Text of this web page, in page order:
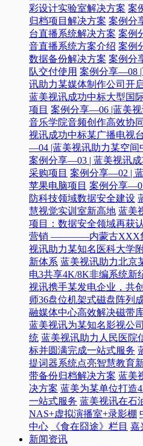
彩设计实验室解决方案 案
归档项目解决方案 案例分
台直播系统解决方案 案例
音直播系统方案介绍 案例
数据备份解决方案 案例分
队交付使用 案例分享—08
讯助力某媒体制作公司开
蓝美视讯成功中标大型国
项目 案例分享—06 |蓝美视
音乐学院音频创作高效协
视讯成功中标某广播电视
—04 |蓝美视讯助力某空间
案例分享—03 | 蓝美视讯
采购项目 案例分享—02 |
苹果电脑项目 案例分享
防科技领域数据安全建设
慧视觉实训室新高地 蓝美
项目：数据安全领域再获
营销 ————内蒙古XXX
视讯助力某知名医科大学
新体系 蓝美视讯助力北京
电3共享4K/8K非编系统新
视讯携手某发电企业，共
师36盘位机架式磁盘阵列
融媒体中心高效解决磁带
蓝美视讯为某知名影视公
统 蓝美视讯助力人民医院
标并圆满完成一站式服务
提词器系统点亮智慧教育
带备份归档解决方案 蓝美
决方案 蓝美为某单位打造
一站式服务 蓝美视讯在石
NAS+虚拟演播室+录影棚
中心
《食在囧途》栏目 嘉
新闻资讯